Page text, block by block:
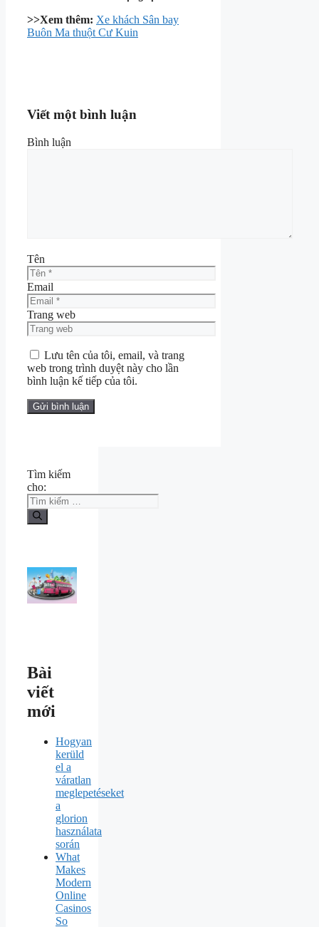
>>Xem thêm: Xe khách Sân bay
Buôn Ma thuột Cư Kuin
Viết một bình luận
Bình luận
Tên
Email
Trang web
Lưu tên của tôi, email, và trang
web trong trình duyệt này cho lần
bình luận kế tiếp của tôi.
Tìm kiếm
cho:
Bài
viết
mới
Hogyan
kerüld
el a
váratlan
meglepetéseket
a
glorion
használata
során
What
Makes
Modern
Online
Casinos
So